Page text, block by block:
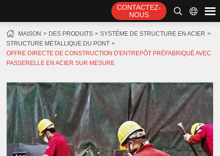
CONTACTEZ-
NOUS
MAISON DES PRODUITS
SYSTÈME DE STRUCTURE EN ACIER
STRUCTURE MÉTALLIQUE DU PONT
OFFRE DIRECTE DE CONSTRUCTION D'ENTREPÔT PRÉFABRIQUÉ AVEC
PASSERELLE EN ACIER SUR MESURE